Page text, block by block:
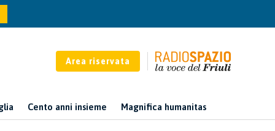
Area riservata
Cento anni insieme Magnifica humanitas